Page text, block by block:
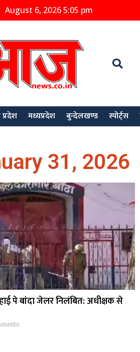
August 6, 2026 5:05 pm
प्रदेश मध्यप्रदेश बुन्देलखण्ड स्पोर्ट्स
31, 2026
पे बांदा जेलर निलंबित: अधीक्षक से